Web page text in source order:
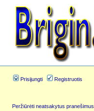
Prisijungti Registruotis
Peržiūrėti neatsakytus pranešimus